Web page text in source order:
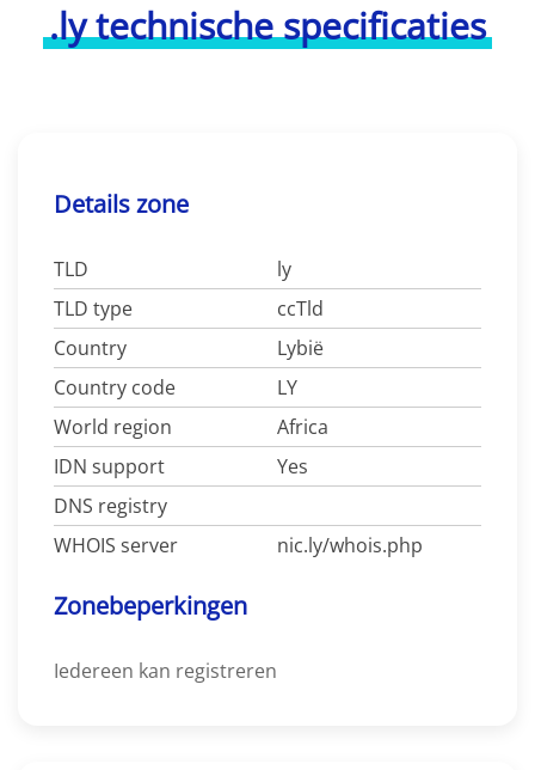
.ly technische specificaties
Details zone
TLD
ly
TLD type
ccTld
Country
Lybië
Country code
LY
World region
Africa
IDN support
Yes
DNS registry
WHOIS server
nic.ly/whois.php
Zonebeperkingen
Iedereen kan registreren